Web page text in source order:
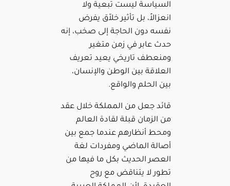
السياسة ليست تبعية ولا
انعزالاً، بل تأثير خلاّق يفرض
نفسه دون الحاجة إلى صخب، إنه
حدث عابر في زمن متغير
ومنعطف تاريخي يعيد تعريف
العلاقة بين الوطن والإنسان،
بين الحلم والواقع.
قائد جعل من المملكة خلال عقد
من الزمان قبلة لقادة العالم
ومحط أنظارهم عندما جمع بين
أصالة الماضي ومفردات لغة
العصر الحديث بكل ما فيها من
تطور لا يتناقض مع روح